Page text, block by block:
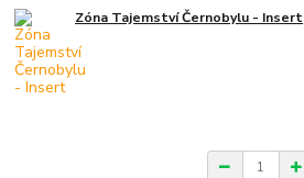
Zóna Tajemství Černobylu - Insert